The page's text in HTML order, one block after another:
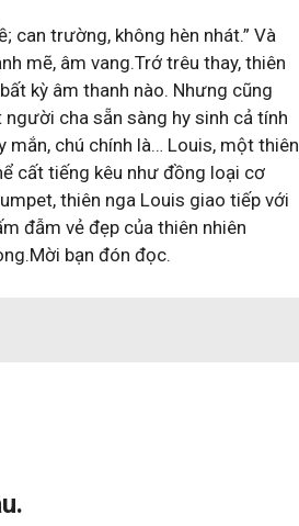
can trường, không hèn nhát.” Và
mẽ, âm vang.Trớ trêu thay, thiên
kỳ âm thanh nào. Nhưng cũng
cha sẵn sàng hy sinh cả tính
chú chính là… Louis, một thiên
cất tiếng kêu như đồng loại cơ
thiên nga Louis giao tiếp với
đẫm vẻ đẹp của thiên nhiên
bạn đón đọc.